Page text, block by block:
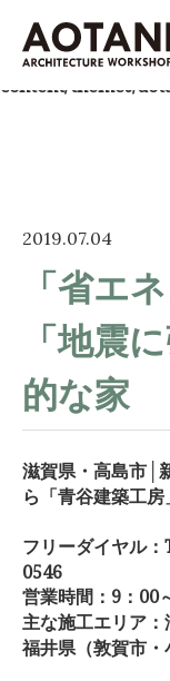
施工事例
イベント
よくある質問
ライブラリー
お客様の声
ブログ
会社案内
Warning: Trying to
/home/
content/themes/
2019.07.04
「省エ
「地震
的な家
滋賀県・高島市│
ら「青谷建築工房
フリーダイヤル：
0546
営業時間：9：00
主な施工エリア：
福井県（敦賀市・